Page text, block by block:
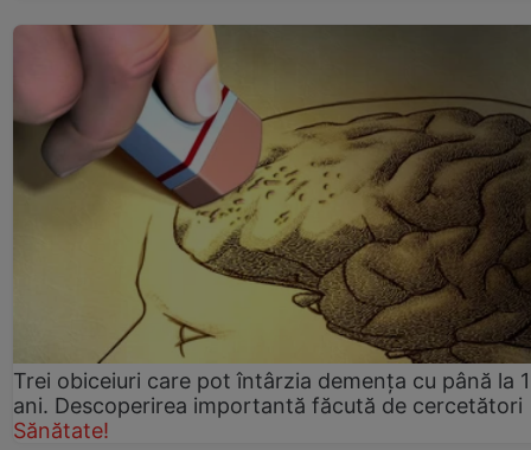
Trei obiceiuri care pot întârzia demența cu până la
ani. Descoperirea importantă făcută de cercetători
Sănătate!